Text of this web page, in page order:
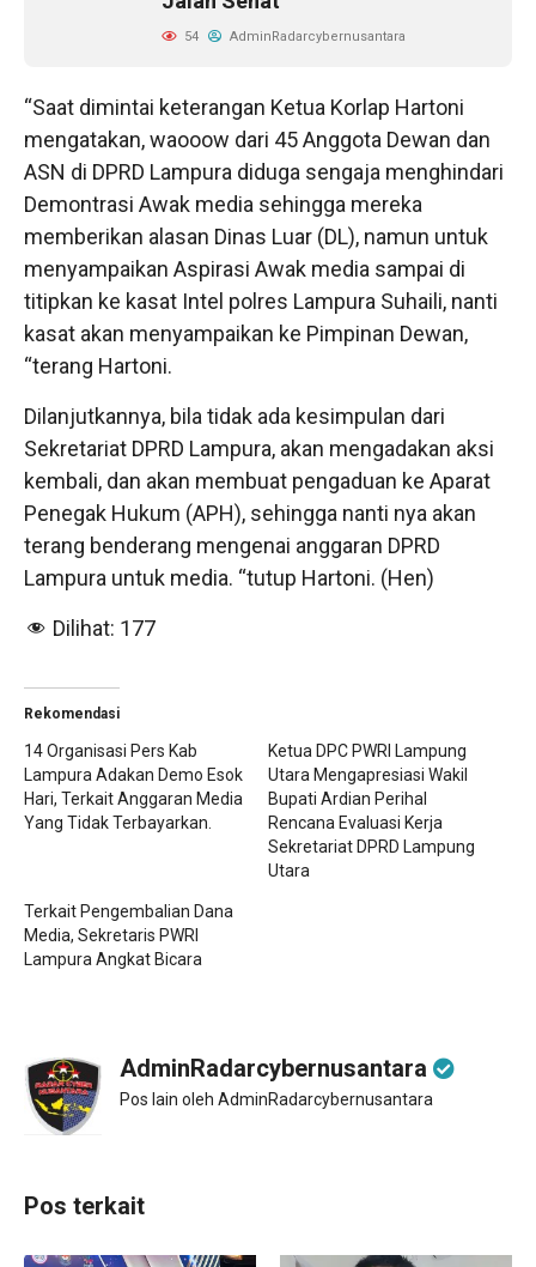
54 AdminRadarcybernusantara
“Saat dimintai keterangan Ketua Korlap Hartoni
mengatakan, waooow dari 45 Anggota Dewan dan
ASN di DPRD Lampura diduga sengaja menghindari
Demontrasi Awak media sehingga mereka
memberikan alasan Dinas Luar (DL), namun untuk
menyampaikan Aspirasi Awak media sampai di
titipkan ke kasat Intel polres Lampura Suhaili, nanti
kasat akan menyampaikan ke Pimpinan Dewan,
“terang Hartoni.
Dilanjutkannya, bila tidak ada kesimpulan dari
Sekretariat DPRD Lampura, akan mengadakan aksi
kembali, dan akan membuat pengaduan ke Aparat
Penegak Hukum (APH), sehingga nanti nya akan
terang benderang mengenai anggaran DPRD
Lampura untuk media. “tutup Hartoni. (Hen)
Dilihat: 177
Rekomendasi
14 Organisasi Pers Kab
Lampura Adakan Demo Esok
Hari, Terkait Anggaran Media
Yang Tidak Terbayarkan.
Ketua DPC PWRI Lampung
Utara Mengapresiasi Wakil
Bupati Ardian Perihal
Rencana Evaluasi Kerja
Sekretariat DPRD Lampung
Utara
Terkait Pengembalian Dana
Media, Sekretaris PWRI
Lampura Angkat Bicara
AdminRadarcybernusantara
Pos lain oleh AdminRadarcybernusantara
Pos terkait